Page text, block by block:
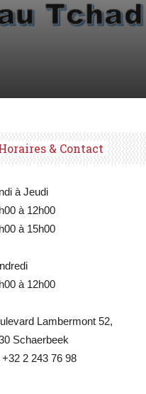
& Contact
à Jeudi
à 12h00
à 15h00
à 12h00
Lambermont 52,
Schaerbeek
+32 2 243 76 98